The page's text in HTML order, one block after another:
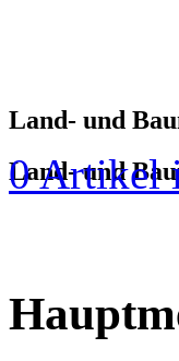
Land- und
Land- und
0 Artikel